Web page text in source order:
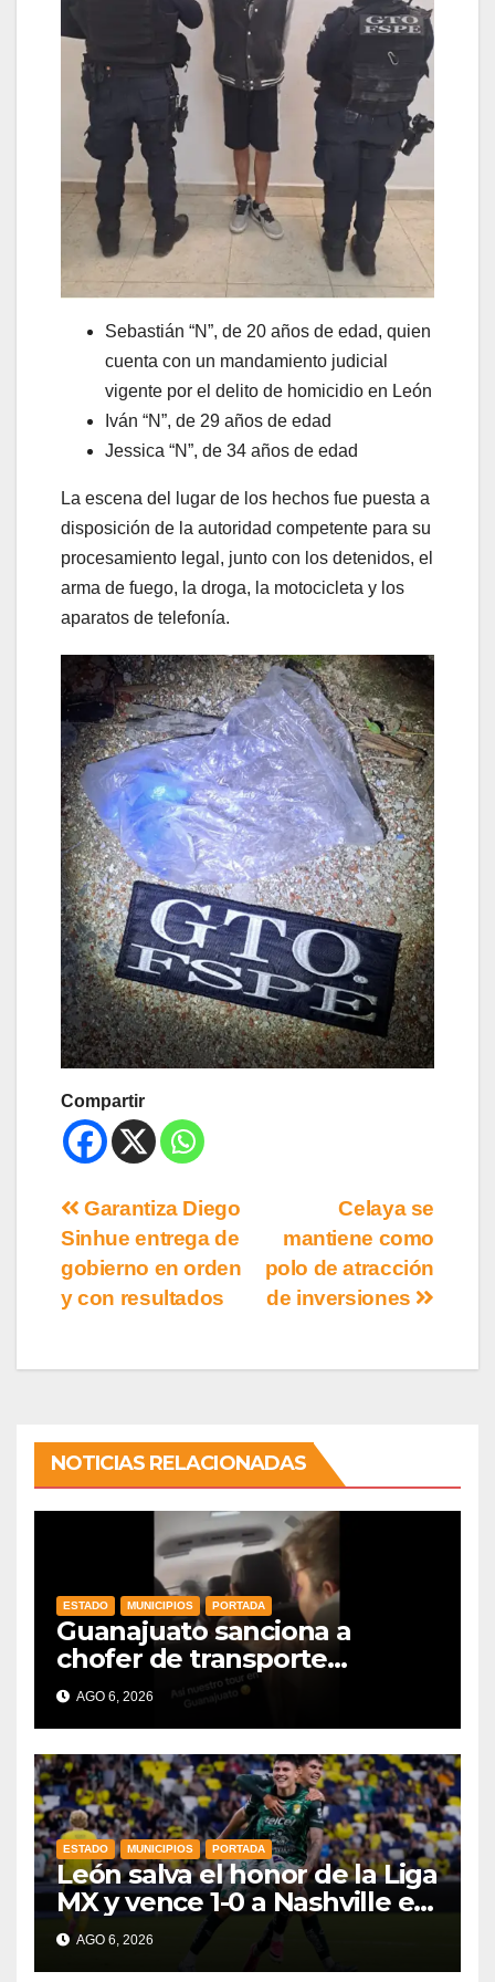
Sebastián “N”, de 20 años de edad, quien
cuenta con un mandamiento judicial
vigente por el delito de homicidio en León
Iván “N”, de 29 años de edad
Jessica “N”, de 34 años de edad
La escena del lugar de los hechos fue puesta a
disposición de la autoridad competente para su
procesamiento legal, junto con los detenidos, el
arma de fuego, la droga, la motocicleta y los
aparatos de telefonía.
Compartir
Celaya se
mantiene como
polo de atracción
de inversiones
Garantiza Diego
Sinhue entrega de
gobierno en orden
y con resultados
NOTICIAS RELACIONADAS
ESTADO MUNICIPIOS PORTADA
Guanajuato sanciona a
chofer de transporte
turístico e intensifica
operativos de vigilancia
AGO 6, 2026
ESTADO MUNICIPIOS PORTADA
León salva el honor de la Liga
MX y vence 1-0 a Nashville en
la Leagues Cup 2026
AGO 6, 2026